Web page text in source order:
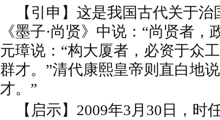
【引申】这是我国古代关于治
《墨子·尚贤》中说：“尚贤者
元璋说：“构大厦者，必资于众
群才。”清代康熙皇帝则直白地
才。”
【启示】2009年3月30日，时